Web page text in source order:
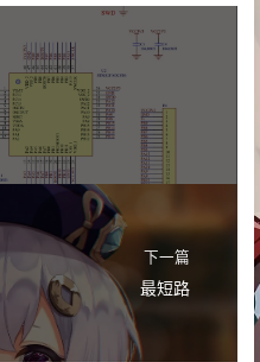
下一篇
最短路